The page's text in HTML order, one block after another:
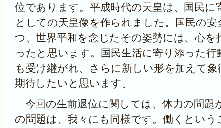
位であります。平成時代の天皇は、国民に
としての天皇像を作られました。国民の安
つ、世界平和を念じたその姿勢には、心を
ったと思います。国民生活に寄り添った行
も受け継がれ、さらに新しい形を加えて
期待したいと思います。
今回の生前退位に関しては、体力の問題
の問題は、我々にも同様です。働くという